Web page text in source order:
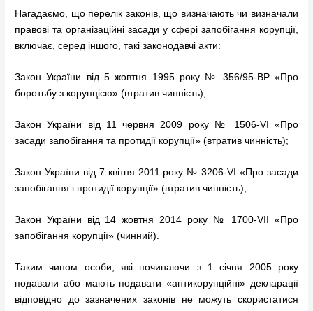
Нагадаємо, що перелік законів, що визначають чи визначали
правові та організаційні засади у сфері запобігання корупції,
включає, серед іншого, такі законодавчі акти:
Закон України від 5 жовтня 1995 року № 356/95-ВР «Про
боротьбу з корупцією» (втратив чинність);
Закон України від 11 червня 2009 року № 1506-VI «Про
засади запобігання та протидії корупції» (втратив чинність);
Закон України від 7 квітня 2011 року № 3206-VI «Про засади
запобігання і протидії корупції» (втратив чинність);
Закон України від 14 жовтня 2014 року № 1700-VII «Про
запобігання корупції» (чинний).
Таким чином особи, які починаючи з 1 січня 2005 року
подавали або мають подавати «антикорупційні» декларації
відповідно до зазначених законів не можуть скористатися